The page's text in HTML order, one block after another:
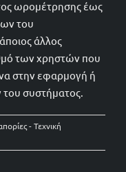
ωρομέτρησης έως
του
άλλος
των χρηστών που
στην εφαρμογή ή
συστήματος.
- Τεχνική